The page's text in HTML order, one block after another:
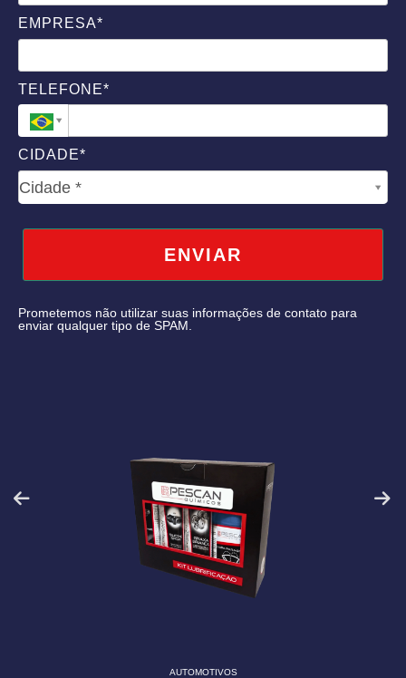
EMPRESA*
TELEFONE*
CIDADE*
Cidade *
CIDADE*
ENVIAR
Prometemos não utilizar suas informações de contato para
enviar qualquer tipo de SPAM.
AUTOMOTIVOS